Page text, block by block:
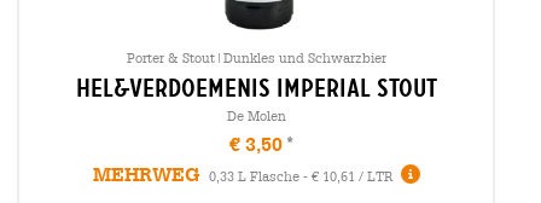
Porter & Stout|Dunkles und Schwarzbier
hel&verdoemenis imperial stout
De Molen
€ 3,50
MEHRWEG
0,33 L Flasche - € 10,61 / LTR